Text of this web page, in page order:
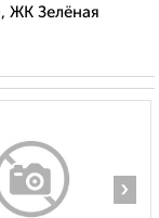
ЖК Зелёная
›